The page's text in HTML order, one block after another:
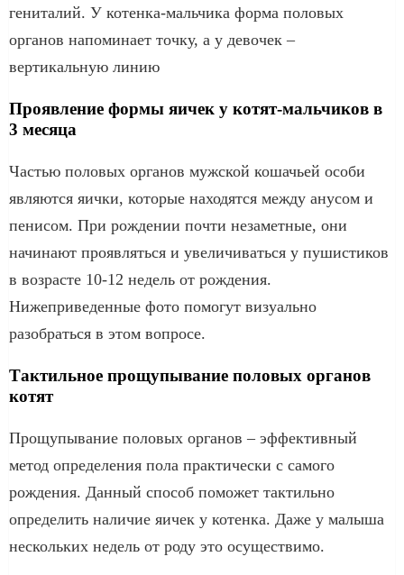
гениталий. У котенка-мальчика форма половых
органов напоминает точку, а у девочек –
вертикальную линию
Проявление формы яичек у котят-мальчиков в
3 месяца
Частью половых органов мужской кошачьей особи
являются яички, которые находятся между анусом и
пенисом. При рождении почти незаметные, они
начинают проявляться и увеличиваться у пушистиков
в возрасте 10-12 недель от рождения.
Нижеприведенные фото помогут визуально
разобраться в этом вопросе.
Тактильное прощупывание половых органов
котят
Прощупывание половых органов – эффективный
метод определения пола практически с самого
рождения. Данный способ поможет тактильно
определить наличие яичек у котенка. Даже у малыша
нескольких недель от роду это осуществимо.